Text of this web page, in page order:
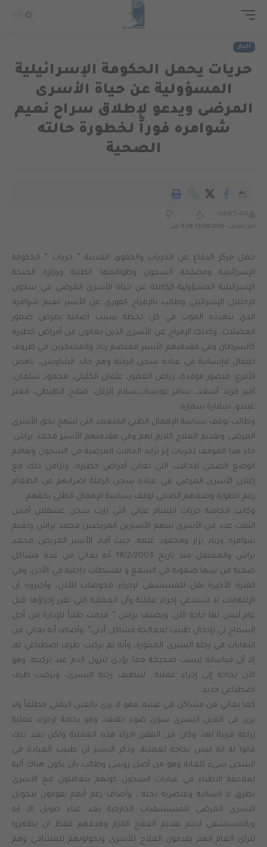
أخبار
حريات يحمل الحكومة الإسرائيلية
المسؤولية عن حياة الأسرى
المرضى ويدعو لإطلاق سراح نعيم
شوامره فوراً لخطورة حالته
الصحية
اخر تحديث: 13/04/2016 8:28 ص
414 VIEWS
حمل مركز الدفاع عن الحريات والحقوق المدنية ” حريات ” الحكومة
الإسرائيلية ومصلحة السجون وطواقمها الطبية ووزارة الصحة
الإسرائيلية المسؤولية الكاملة عن حياة الأسرى المرضى في سجون
الإحتلال الإسرائيلي وطالب بالإفراج الفوري عن الأسير نعيم شوامره
الذي يتهدده الموت في كل لحظة بسبب اصابته بمرض ضمور
العضلات، وكذلك الإفراج عن الأسرى الذين يعانون من أمراض خطيرة
كالسرطان وفي مقدمتهم الأسير معتصم رداد والمحتجزين في ظروف
اعتقال لاإنسانية في عيادة سجن الرملة وهم خالد الشاويش، ناهض
الأقرع، منصور موقدة، رياض العمور، عثمان الخليلي، محمود سلمان،
أمير فريد أسعد، سامر عويسات،سلام الزغل، صلاح الطيطي، معتز
عبيدو، سمارة سمارة.
وطالب بوقف سياسة الإهمال الطبي المتعمد التي تنتهج بحق الأسرى
المرضى وتقديم العلاج اللازم لهم وفي مقدمتهم الأسير محمد براش.
جاء هذا الموقف لحريات إثر تزايد الحالات المرضية في السجون وتفاقم
الوضع الصحي للحالات التي تعاني أمراض خطيرة، وتزامن ذلك مع
إعلان الأسرى المرضى في عيادة سجن الرملة اضرابهم عن الطعام
رغم خطورة وضعهم الصحي لوقف سياسة الإهمال الطبي بحقهم.
وكانت محامية حريات ابتسام عناتي التي زارت سجن عسقلان أمس
التقت عدد من الأسرى بينهم الأسيرين المريضين محمد براش ونعيم
شوامره وزياد بزار ومحمود غلمه، حيث أفاد الأسير المريض محمد
براش والمعتقل منذ تاريخ 18/2/2003 أنه يعاني من عدة مشاكل
صحية من بينها صعوبة في السمع و تقشطات داخلية في الأذن، وفي
الفترة الأخيرة نقل للمستشفى لإجراء فحوصات للأذن، وأخبروه أن
الإلتهابات لا تستدعي إجراء عملية وأن العملية التي تقرر إجراؤها قبل
عام ليس لها حاجة الآن. ويضيف براش ” قدمت طلباً للإدارة من أجل
السماح لي بإدخال طبيب لمعالجة مشاكل أذني”. وأضاف أنه يعاني من
التهابات في رجله اليسرى المبتورة، وأنه تم تركيب طرف اصطناعي له،
إلا أن قياساته ليست صحيحة مما يؤدي لنزول الدم عند تركيبه، وهو
الآن بحاجة إلى إجراء عملية لتنظيف رجله اليسرى، وتركيب طرف
اصطناعي جديد.
كما يعاني من مشاكل في عينيه، فهو لا يرى بالعين اليمنى مطلقاً ولا
يرى في العين اليسرى سوى ضوء خفيف، وهو بحاجة لإجراء عملية
زراعة قرنية لها، وكان من المقرر اجراء هذه العملية ولكن بعد ذلك
قالوا له انه ليس بحاجة لعملية، وذكر الاسير ان طبيب العيادة في
السجن سيء للغاية وهو من أصل روسي وطالب بأن يكون هناك آلية
لملاحقة الاطباء في عيادات السجون كونهم يتعاملون مع الاسرى
بطرق لا انسانية وعنصرية بحتة ، وأضاف رغم أنهم يقومون بتحويل
الاسرى المرضى للمستشفيات الخارجية بعد عناء طويل الا انه
وبالمستشفى لايتم تقديم العلاج اللازم وهدفهم فقط ان يظهروا
للرأي العام انهم يقدمون العلاج للأسرى ويحولونهم للمشافي وهم